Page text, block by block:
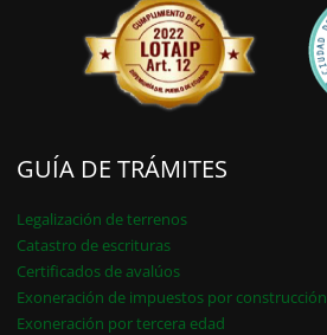
GUÍA DE TRÁMITES
Legalización de terrenos
Catastro de escrituras
Certificados de avalúos
Exoneración de impuestos por construcción
Exoneración por tercera edad